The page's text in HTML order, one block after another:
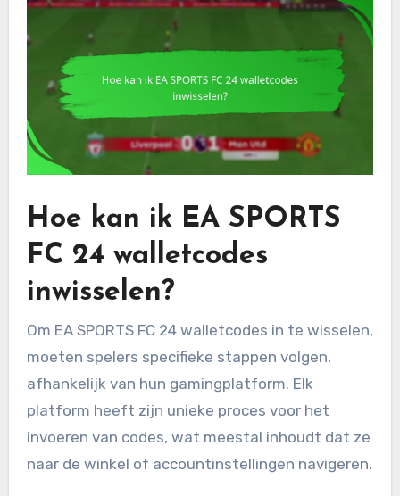
Hoe kan ik EA SPORTS
FC 24 walletcodes
inwisselen?
Om EA SPORTS FC 24 walletcodes in te wisselen,
moeten spelers specifieke stappen volgen,
afhankelijk van hun gamingplatform. Elk
platform heeft zijn unieke proces voor het
invoeren van codes, wat meestal inhoudt dat ze
naar de winkel of accountinstellingen navigeren.